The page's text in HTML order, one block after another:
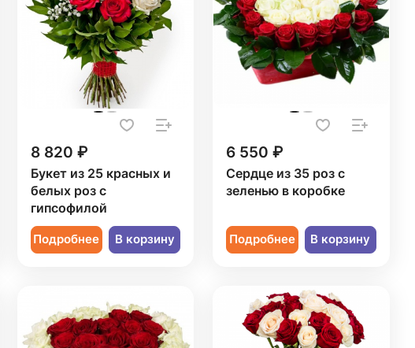
8 820 ₽
Букет из 25 красных и
белых роз с
гипсофилой
Подробнее В корзину
6 550 ₽
Сердце из 35 роз с
зеленью в коробке
Подробнее В корзину